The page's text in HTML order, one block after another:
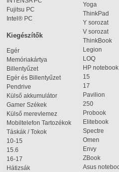
Yoga
ThinkPad
Y sorozat
V sorozat
ThinkBook
Legion
LOQ
HP notebook
15
17
Pavilion
250
Probook
Elitebook
Spectre
Omen
Envy
ZBook
Asus
Fujitsu PC
Intel® PC
Kiegészítők
Egér
Memóriakártya
Billentyűzet
Egér és Billentyűzet
Pendrive
Külső akkumulátor
Gamer Székek
Külső merevlemez
Mobiltelefon Tartozékok
Táskák / Tokok
10-15
15.6
16-17
Hátizsák